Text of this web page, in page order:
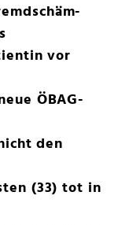
vor
ÖBAG-
den
(33) tot in